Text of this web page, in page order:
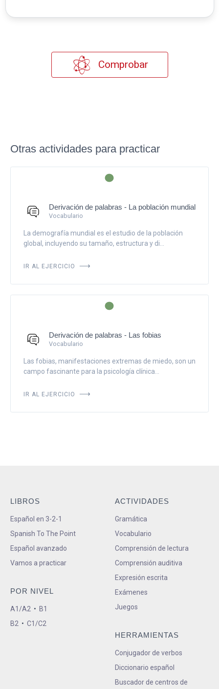
Comprobar
Otras actividades para practicar
Derivación de palabras - La población mundial
Vocabulario
La demografía mundial es el estudio de la población
global, incluyendo su tamaño, estructura y di...
IR AL EJERCICIO
Derivación de palabras - Las fobias
Vocabulario
Las fobias, manifestaciones extremas de miedo, son un
campo fascinante para la psicología clínica...
IR AL EJERCICIO
LIBROS
Español en 3-2-1
Spanish To The Point
Español avanzado
Vamos a practicar
POR NIVEL
A1/A2 • B1
B2 • C1/C2
ACTIVIDADES
Gramática
Vocabulario
Comprensión de lectura
Comprensión auditiva
Expresión escrita
Exámenes
Juegos
HERRAMIENTAS
Conjugador de verbos
Diccionario español
Buscador de centros de